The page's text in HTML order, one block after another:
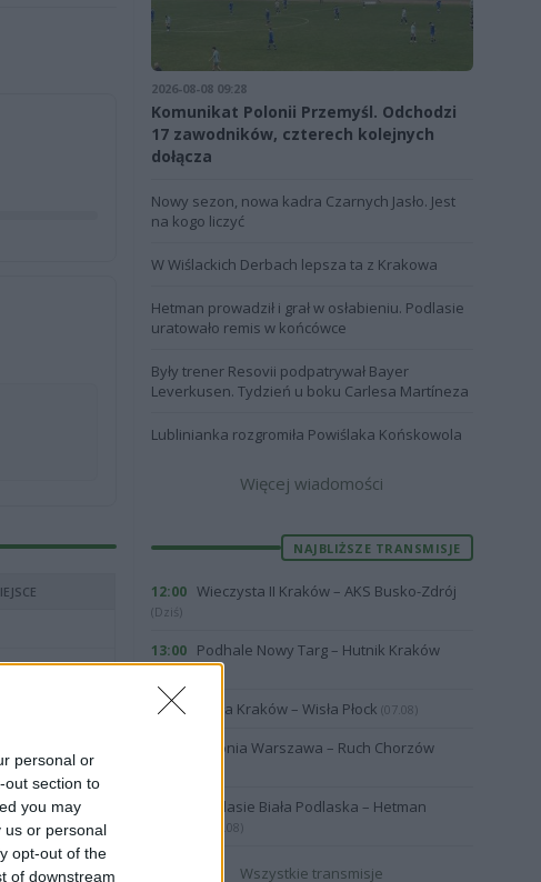
personal or
out section to
you may
us or personal
opt-out of the
of downstream
2026-08-08 09:28
Komunikat Polonii Przemyśl. Odchodzi
17 zawodników, czterech kolejnych
dołącza
Nowy sezon, nowa kadra Czarnych Jasło. Jest
na kogo liczyć
W Wiślackich Derbach lepsza ta z Krakowa
Hetman prowadził i grał w osłabieniu. Podlasie
uratowało remis w końcówce
Były trener Resovii podpatrywał Bayer
Leverkusen. Tydzień u boku Carlesa Martíneza
Lublinianka rozgromiła Powiślaka Końskowola
Więcej wiadomości
NAJBLIŻSZE TRANSMISJE
12:00 Wieczysta II Kraków – AKS Busko-Zdrój
(Dziś)
13:00 Podhale Nowy Targ – Hutnik Kraków
(Dziś)
20:30 Wisła Kraków – Wisła Płock (07.08)
Polonia Warszawa – Ruch Chorzów
Podlasie Biała Podlaska – Hetman
(07.08)
Wszystkie transmisje